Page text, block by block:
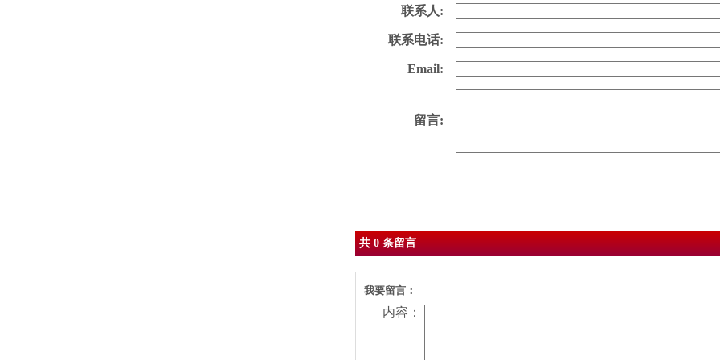
联系人:
联系电话:
Email:
留言:
共 0 条留言
我要留言：
内容：